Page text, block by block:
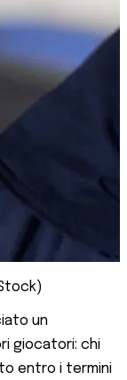
un
giocatori: chi
entro i termini